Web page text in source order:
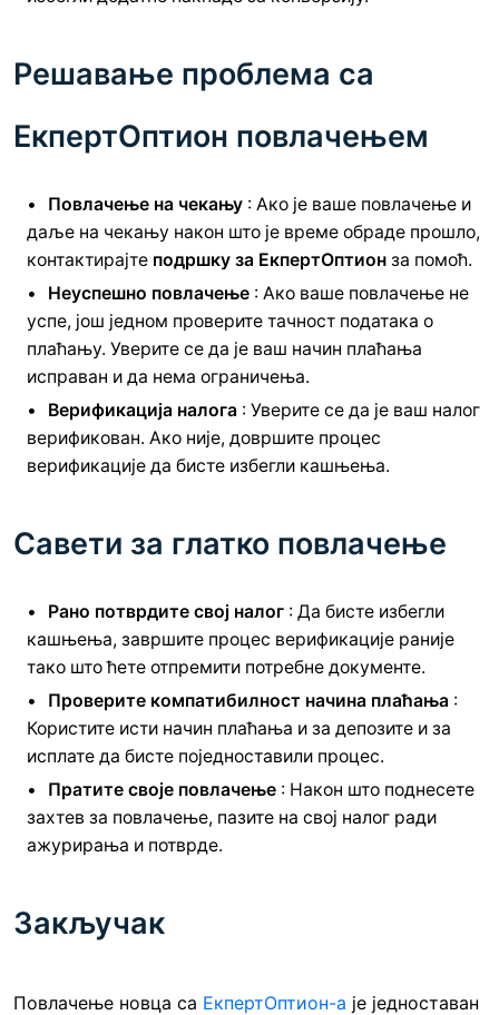
Решавање проблема са
ЕкпертОптион повлачењем
Повлачење на чекању : Ако је ваше повлачење и
даље на чекању након што је време обраде прошло,
контактирајте подршку за ЕкпертОптион за помоћ.
Неуспешно повлачење : Ако ваше повлачење не
успе, још једном проверите тачност података о
плаћању. Уверите се да је ваш начин плаћања
исправан и да нема ограничења.
Верификација налога : Уверите се да је ваш налог
верификован. Ако није, довршите процес
верификације да бисте избегли кашњења.
Савети за глатко повлачење
Рано потврдите свој налог : Да бисте избегли
кашњења, завршите процес верификације раније
тако што ћете отпремити потребне документе.
Проверите компатибилност начина плаћања :
Користите исти начин плаћања и за депозите и за
исплате да бисте поједноставили процес.
Пратите своје повлачење : Након што поднесете
захтев за повлачење, пазите на свој налог ради
ажурирања и потврде.
Закључак
Повлачење новца са ЕкпертОптион-а је једноставан